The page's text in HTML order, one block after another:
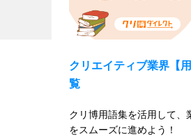
クリエイティブ業界【
覧
クリ博用語集を活用して、
をスムーズに進めよう！